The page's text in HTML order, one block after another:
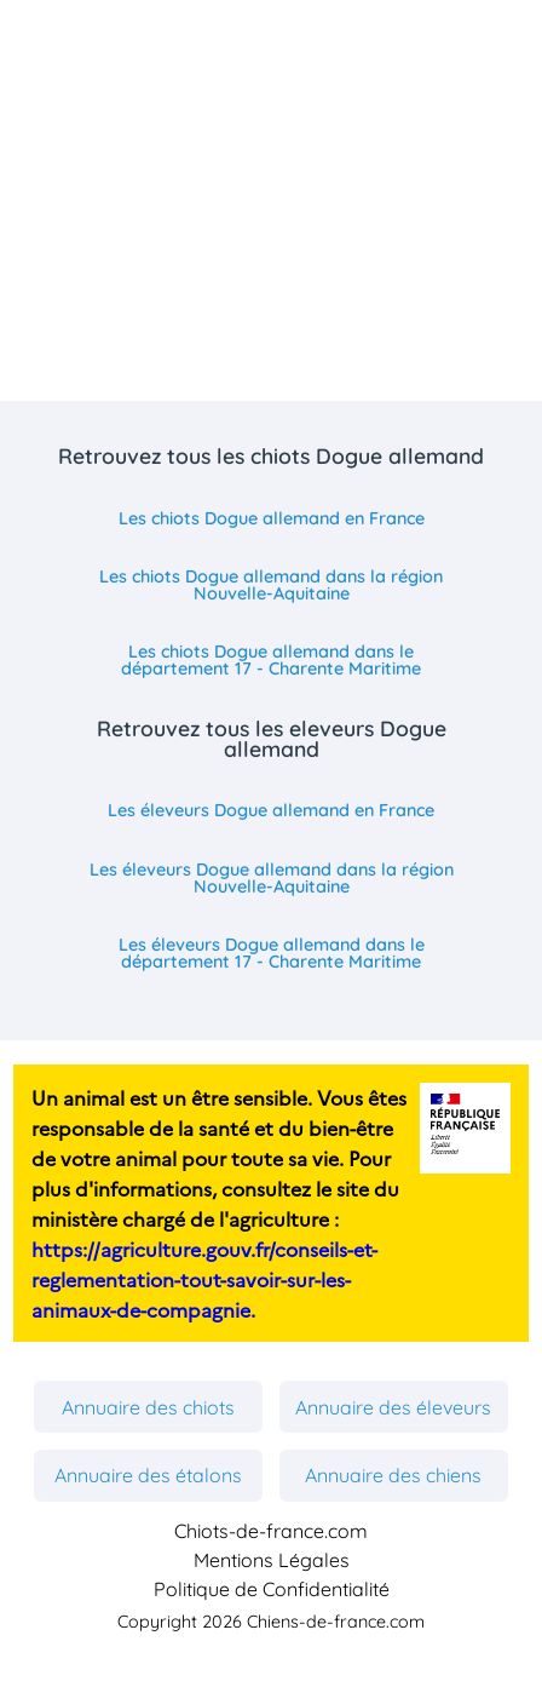
Retrouvez tous les chiots Dogue allemand
Les chiots Dogue allemand en France
Les chiots Dogue allemand dans la région
Nouvelle-Aquitaine
Les chiots Dogue allemand dans le
département 17 - Charente Maritime
Retrouvez tous les eleveurs Dogue
allemand
Les éleveurs Dogue allemand en France
Les éleveurs Dogue allemand dans la région
Nouvelle-Aquitaine
Les éleveurs Dogue allemand dans le
département 17 - Charente Maritime
Un animal est un être sensible. Vous êtes
responsable de la santé et du bien-être
de votre animal pour toute sa vie. Pour
plus d'informations, consultez le site du
ministère chargé de l'agriculture :
https://agriculture.gouv.fr/conseils-et-
reglementation-tout-savoir-sur-les-
animaux-de-compagnie.
Annuaire des chiots Annuaire des éleveurs
Annuaire des étalons Annuaire des chiens
Chiots-de-france.com
Mentions Légales
Politique de Confidentialité
Copyright 2026 Chiens-de-france.com